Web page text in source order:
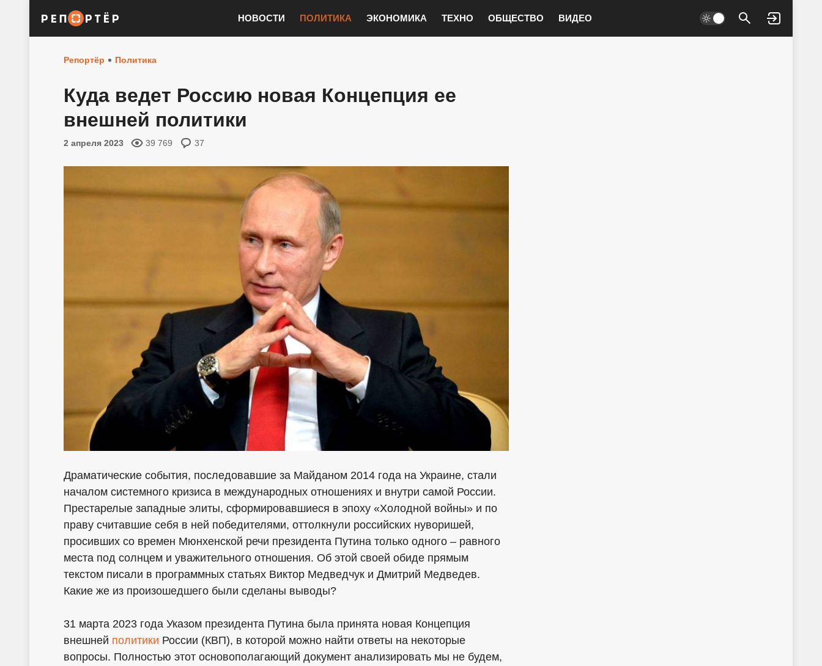
НОВОСТИ ПОЛИТИКА ЭКОНОМИКА ТЕХНО ОБЩЕСТВО ВИДЕО
Войти
Репортёр Политика
Куда ведет Россию новая Концепция ее
внешней политики
2 апреля 2023 39 769 37
Драматические события, последовавшие за Майданом 2014 года на Украине, стали
началом системного кризиса в международных отношениях и внутри самой России.
Престарелые западные элиты, сформировавшиеся в эпоху «Холодной войны» и по
праву считавшие себя в ней победителями, оттолкнули российских нуворишей,
просивших со времен Мюнхенской речи президента Путина только одного – равного
места под солнцем и уважительного отношения. Об этой своей обиде прямым
текстом писали в программных статьях Виктор Медведчук и Дмитрий Медведев.
Какие же из произошедшего были сделаны выводы?
31 марта 2023 года Указом президента Путина была принята новая Концепция
внешней политики России (КВП), в которой можно найти ответы на некоторые
вопросы. Полностью этот основополагающий документ анализировать мы не будем,